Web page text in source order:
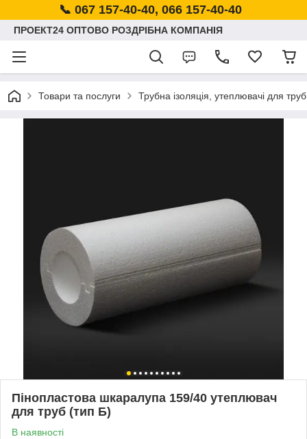
📞 067 157-40-40, 066 157-40-40
ПРОЕКТ24 ОПТОВО РОЗДРІБНА КОМПАНІЯ
Товари та послуги Трубна ізоляція, утеплювачі для труб
Пінопластова шкаралупа 159/40 утеплювач
для труб (тип Б)
В наявності